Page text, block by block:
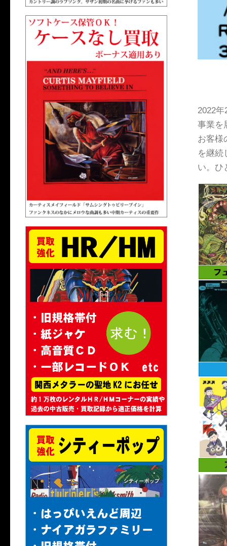
2022
事業を
お客様
を継続
い。ひ